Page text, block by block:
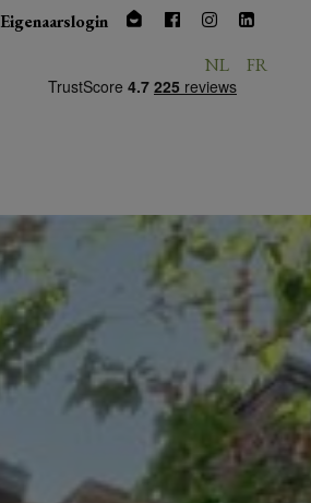
Eigenaarslogin
NL FR